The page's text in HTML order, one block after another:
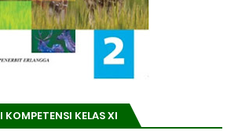
KELAS XI